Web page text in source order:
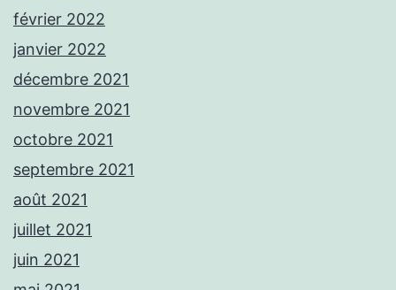
février 2022
janvier 2022
décembre 2021
novembre 2021
octobre 2021
septembre 2021
août 2021
juillet 2021
juin 2021